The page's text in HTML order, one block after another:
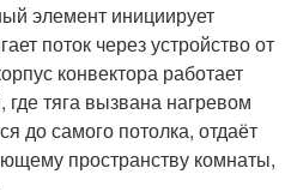
элемент инициирует
поток через устройство от
конвектора работает
тяга вызвана нагревом
до самого потолка, отдаёт
пространству комнаты,